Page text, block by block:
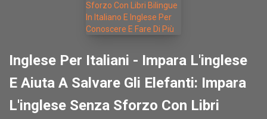
Inglese Per Italiani - Impara L'inglese
E Aiuta A Salvare Gli Elefanti: Impara
L'inglese Senza Sforzo Con Libri